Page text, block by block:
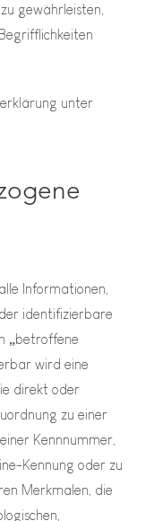
gewährleisten,
unter
Informationen,
identifizierbare
„betroffene
wird eine
direkt oder
zu einer
Kennnummer,
Kennung oder zu
Merkmalen, die